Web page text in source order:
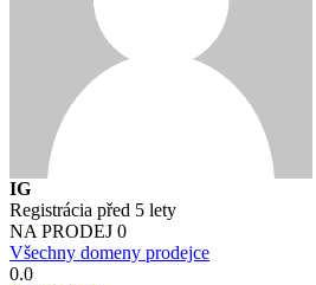
IG
Registrácia před 5 lety
NA PRODEJ 0
Všechny domeny prodejce
0.0